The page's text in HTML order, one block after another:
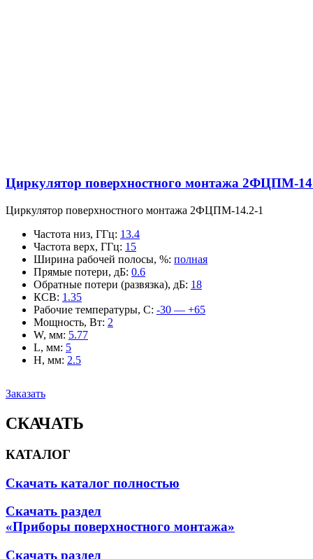
Циркулятор поверхностного монтажа 2ФЦПМ-
Циркулятор поверхностного монтажа 2ФЦПМ-14.2-1
Частота низ, ГГц: 13.4
Частота верх, ГГц: 15
Ширина рабочей полосы, %: полная
Прямые потери, дБ: 0.6
Обратные потери (развязка), дБ: 18
КСВ: 1.35
Рабочие температуры, С: -30 — +65
Мощность, Вт: 2
W, мм: 5.77
L, мм: 5
H, мм: 2.5
Заказать
СКАЧАТЬ
КАТАЛОГ
Скачать каталог полностью
Скачать раздел
«Приборы поверхностного монтажа»
Скачать раздел